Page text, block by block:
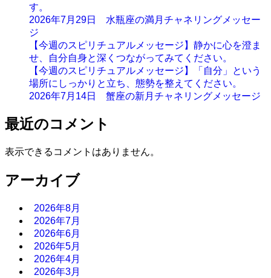
す。
2026年7月29日 水瓶座の満月チャネリングメッセー
ジ
【今週のスピリチュアルメッセージ】静かに心を澄ま
せ、自分自身と深くつながってみてください。
【今週のスピリチュアルメッセージ】「自分」という
場所にしっかりと立ち、態勢を整えてください。
2026年7月14日 蟹座の新月チャネリングメッセージ
最近のコメント
表示できるコメントはありません。
アーカイブ
2026年8月
2026年7月
2026年6月
2026年5月
2026年4月
2026年3月